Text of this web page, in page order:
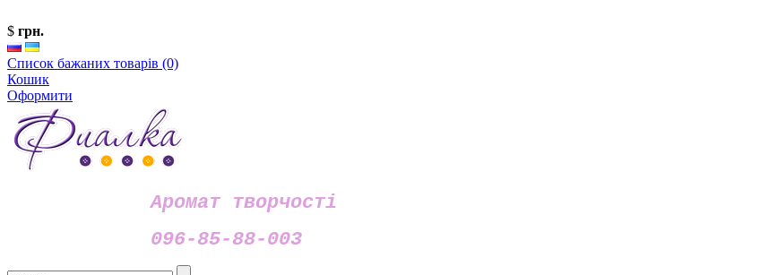
$ грн.
Список бажаних товарів (0)
Кошик
Оформити
Аромат творчості
096-85-88-003